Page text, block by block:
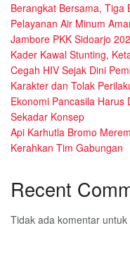
Berangkat Bersama, Tiga
Pelayanan Air Minum
Jambore PKK Sidoarjo
Kader Kawal Stunting,
Cegah HIV Sejak Dini
Karakter dan Tolak
Ekonomi Pancasila Harus
Sekadar Konsep
Api Karhutla Bromo
Kerahkan Tim Gabungan
Recent
Tidak ada komentar untuk